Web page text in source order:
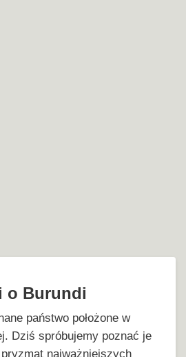
o Burundi
państwo położone w
Dziś spróbujemy poznać je
najważniejszych